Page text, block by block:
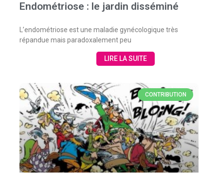
Endométriose : le jardin disséminé
L’endométriose est une maladie gynécologique très
répandue mais paradoxalement peu
LIRE LA SUITE
CONTRIBUTION